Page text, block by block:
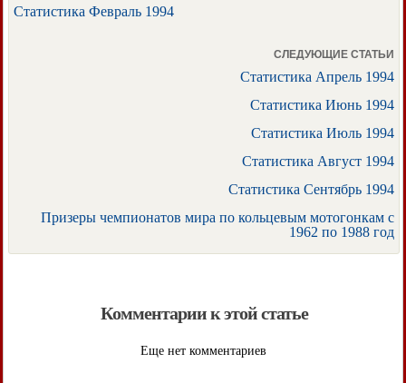
Статистика Февраль 1994
СЛЕДУЮЩИЕ СТАТЬИ
Статистика Апрель 1994
Статистика Июнь 1994
Статистика Июль 1994
Статистика Август 1994
Статистика Сентябрь 1994
Призеры чемпионатов мира по кольцевым мотогонкам с
1962 по 1988 год
Комментарии к этой статье
Еще нет комментариев